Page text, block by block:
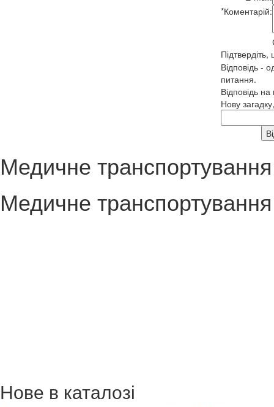
*Коментарій:
Відповідь -
питання.
Відповідь
Нову
Медичне
Медичне
Нове в каталозі